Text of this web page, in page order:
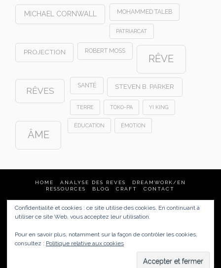
MICHAEL CORNWALL MOHAMMED TALEB
PATRIARCAT
PROJECTION ROBERT MOSS
RÊVE
RÊVES
SANTÉ STEVEN B. PARKER
TERRE TOKO-PA YI KING
ÂME
ÉDUCATION ÉMOTION
HOME ANALYSE DES REVES
DREAMWORK/EN
RESSOURCES
BLOG CRAFT CONTACT
Analyse des rêves & Dream Tending
href="https://carnetsdereves.eu/politique-de-
Confidentialité et cookies : ce site utilise des cookies. En continuant à
utiliser ce site Web, vous acceptez leur utilisation.
Pour en savoir plus, notamment sur la façon de contrôler les cookies,
consultez : Politique relative aux cookies